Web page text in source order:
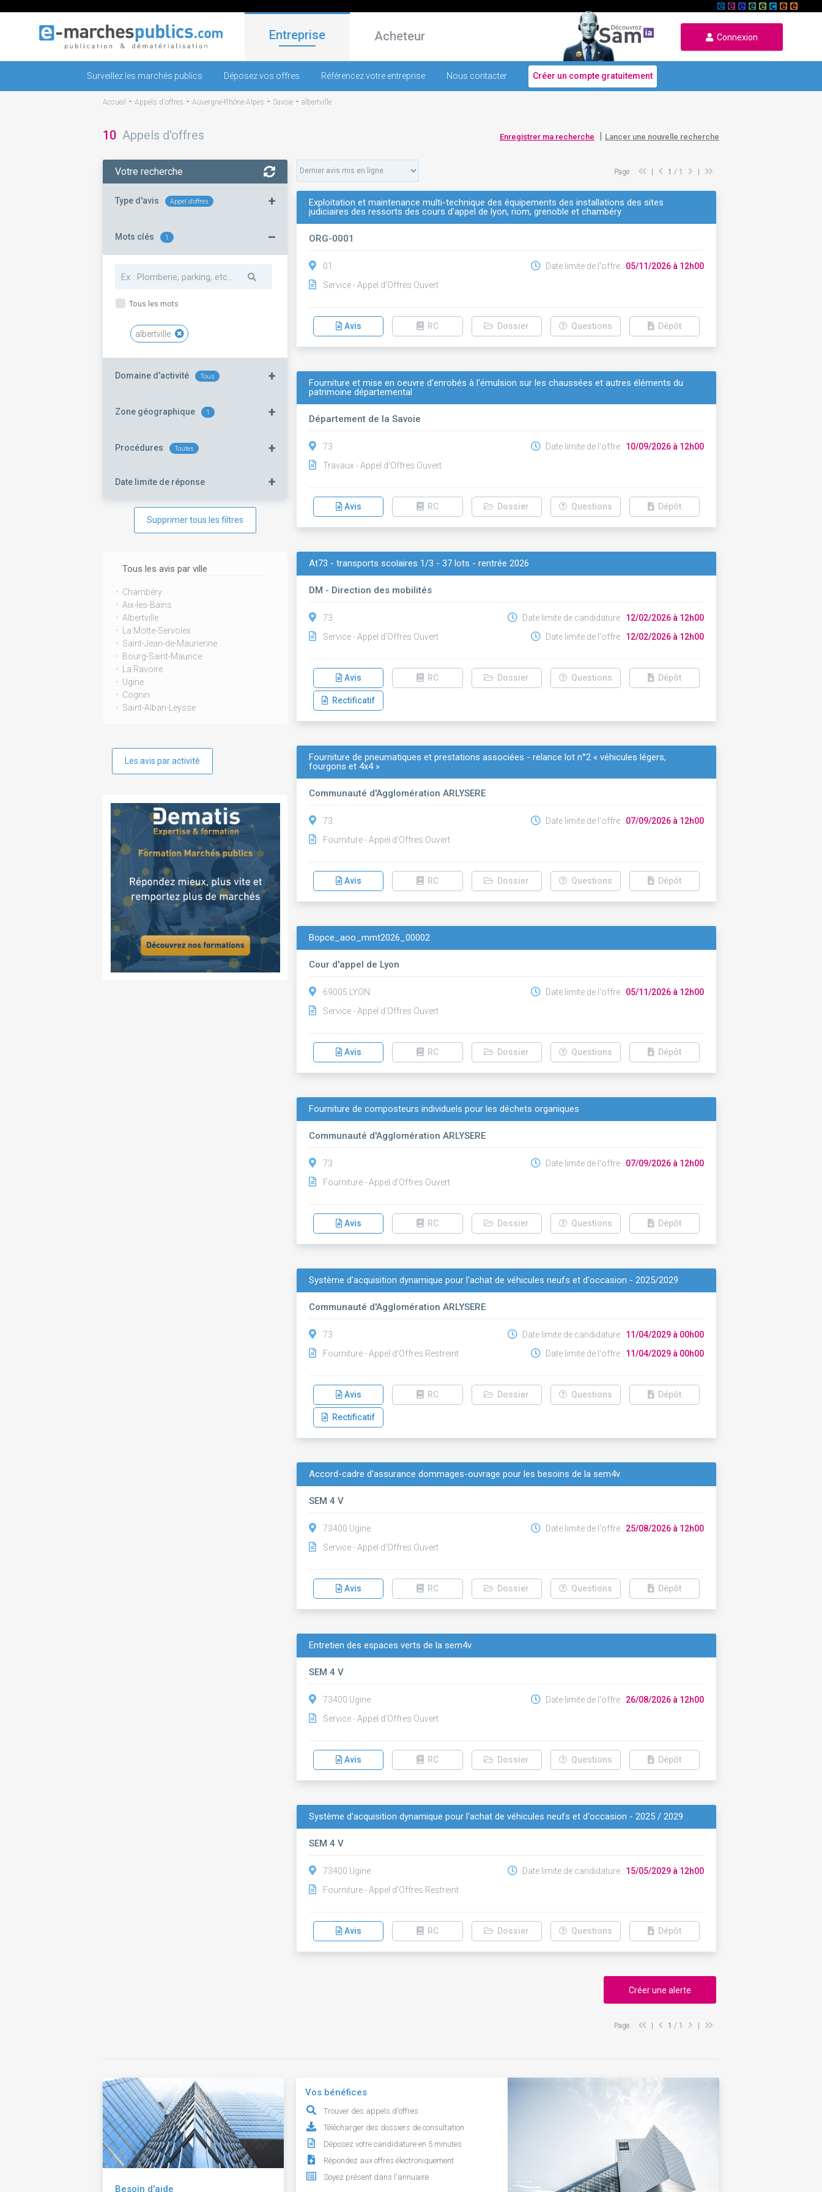
Entreprise Acheteur Connexion
Surveillez les marchés publics Déposez vos offres Référencez votre entreprise Nous contacter Créer un compte gratuitement
Accueil - Appels d'offres - Auvergne-Rhône-Alpes - Savoie - albertville
10 Appels d'offres Enregistrer ma recherche | Lancer une nouvelle recherche
Votre recherche
Type d'avis Appel d'offres +
Mots clés 1 –
Tous les mots
albertville
Domaine d'activité Tous +
Zone géographique 1 +
Procédures Toutes +
Date limite de réponse +
Supprimer tous les filtres
Tous les avis par ville
Chambéry
Aix-les-Bains
Albertville
La Motte-Servolex
Saint-Jean-de-Maurienne
Bourg-Saint-Maurice
La Ravoire
Ugine
Cognin
Saint-Alban-Leysse
Les avis par activité
Page : 1 / 1
Exploitation et maintenance multi-technique des équipements des installations des sites
judiciaires des ressorts des cours d’appel de lyon, riom, grenoble et chambéry
ORG-0001
01
Service - Appel d'Offres Ouvert
Date limite de l'offre : 05/11/2026 à 12h00
Avis RC Dossier Questions Dépôt
Fourniture et mise en oeuvre d'enrobés à l'émulsion sur les chaussées et autres éléments du
patrimoine départemental
Département de la Savoie
73
Travaux - Appel d'Offres Ouvert
Date limite de l'offre : 10/09/2026 à 12h00
Avis RC Dossier Questions Dépôt
At73 - transports scolaires 1/3 - 37 lots - rentrée 2026
DM - Direction des mobilités
73
Service - Appel d'Offres Ouvert
Date limite de candidature : 12/02/2026 à 12h00
Date limite de l'offre : 12/02/2026 à 12h00
Avis RC Dossier Questions Dépôt
Rectificatif
Fourniture de pneumatiques et prestations associées - relance lot n°2 « véhicules légers,
fourgons et 4x4 »
Communauté d'Agglomération ARLYSERE
73
Fourniture - Appel d'Offres Ouvert
Date limite de l'offre : 07/09/2026 à 12h00
Avis RC Dossier Questions Dépôt
Bopce_aoo_mmt2026_00002
Cour d'appel de Lyon
69005 LYON
Service - Appel d'Offres Ouvert
Date limite de l'offre : 05/11/2026 à 12h00
Avis RC Dossier Questions Dépôt
Fourniture de composteurs individuels pour les déchets organiques
Communauté d'Agglomération ARLYSERE
73
Fourniture - Appel d'Offres Ouvert
Date limite de l'offre : 07/09/2026 à 12h00
Avis RC Dossier Questions Dépôt
Système d'acquisition dynamique pour l'achat de véhicules neufs et d'occasion - 2025/2029
Communauté d'Agglomération ARLYSERE
73
Fourniture - Appel d'Offres Restreint
Date limite de candidature : 11/04/2029 à 00h00
Date limite de l'offre : 11/04/2029 à 00h00
Avis RC Dossier Questions Dépôt
Rectificatif
Accord-cadre d'assurance dommages-ouvrage pour les besoins de la sem4v
SEM 4 V
73400 Ugine
Service - Appel d'Offres Ouvert
Date limite de l'offre : 25/08/2026 à 12h00
Avis RC Dossier Questions Dépôt
Entretien des espaces verts de la sem4v
SEM 4 V
73400 Ugine
Service - Appel d'Offres Ouvert
Date limite de l'offre : 26/08/2026 à 12h00
Avis RC Dossier Questions Dépôt
Système d'acquisition dynamique pour l'achat de véhicules neufs et d'occasion - 2025 / 2029
SEM 4 V
73400 Ugine
Fourniture - Appel d'Offres Restreint
Date limite de candidature : 15/05/2029 à 12h00
Avis RC Dossier Questions Dépôt
Créer une alerte
Page : 1 / 1
Besoin d'aide
Vos bénéfices
Trouver des appels d'offres
Télécharger des dossiers de consultation
Déposez votre candidature en 5 minutes
Répondez aux offres électroniquement
Soyez présent dans l'annuaire